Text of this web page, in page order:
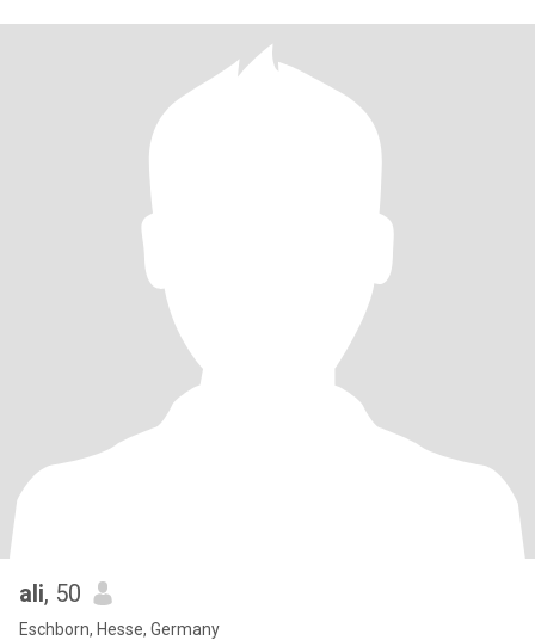
ali, 50
Eschborn, Hesse, Germany